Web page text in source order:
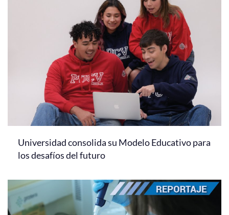
Universidad consolida su Modelo Educativo para
los desafíos del futuro